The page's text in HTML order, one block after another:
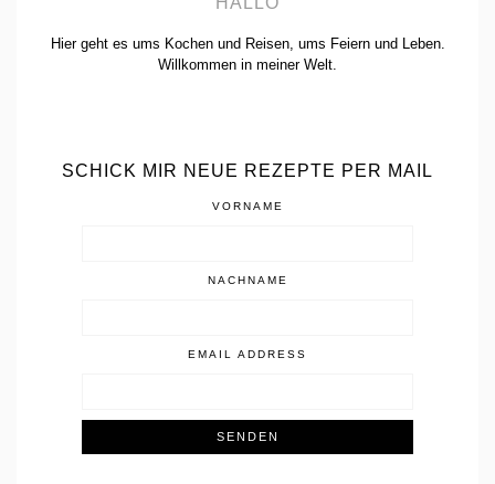
Hier geht es ums Kochen und Reisen, ums Feiern und Leben.
Willkommen in meiner Welt.
SCHICK MIR NEUE REZEPTE PER MAIL
VORNAME
NACHNAME
EMAIL ADDRESS